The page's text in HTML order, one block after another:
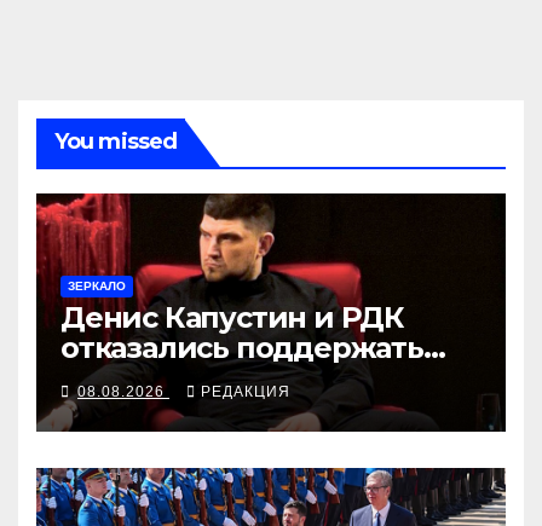
You missed
ЗЕРКАЛО
Денис Капустин и РДК
отказались поддержать
партию «Яблоко»
08.08.2026 РЕДАКЦИЯ